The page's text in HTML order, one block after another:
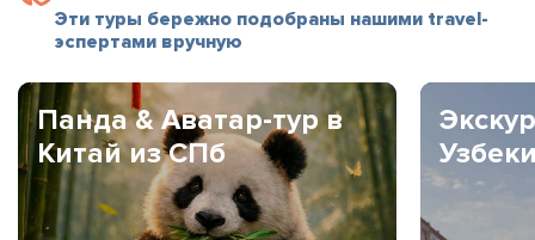
Эти туры бережно подобраны нашими travel-
эспертами вручную
Панда & Аватар-тур в
Китай из СПб